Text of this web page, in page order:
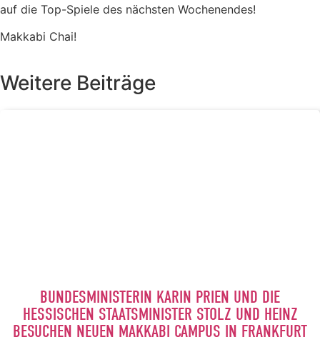
auf die Top-Spiele des nächsten Wochenendes!
Makkabi Chai!
Weitere Beiträge
BUNDESMINISTERIN KARIN PRIEN UND DIE
HESSISCHEN STAATSMINISTER STOLZ UND HEINZ
BESUCHEN NEUEN MAKKABI CAMPUS IN FRANKFURT